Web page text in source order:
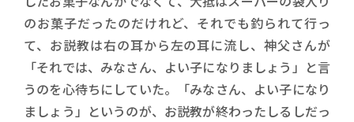
のお菓子だったのだけれど、それでも釣られて行っ
て、お説教は右の耳から左の耳に流し、神父さんが
「それでは、みなさん、よい子になりましょう」と言
うのを心待ちにしていた。「みなさん、よい子になり
ましょう」というのが、お説教が終わったしるしだっ